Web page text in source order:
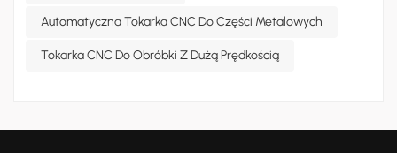
zabrania się noszenia rękawic, szalików i luźnych ubrań, aby
zapobiec zaplątaniu się w obracające się przedmioty
obrabiane lub uchwyt. Jednocześnie należy sprawdzić
Automatyczna Tokarka CNC Do Części Metalowych
Tokarka CNC Do Obróbki Z Dużą Prędkością